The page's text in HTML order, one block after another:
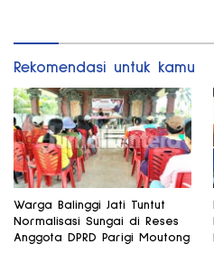
Rekomendasi untuk kamu
Warga Balinggi Jati Tuntut
Normalisasi Sungai di Reses
Anggota DPRD Parigi Moutong